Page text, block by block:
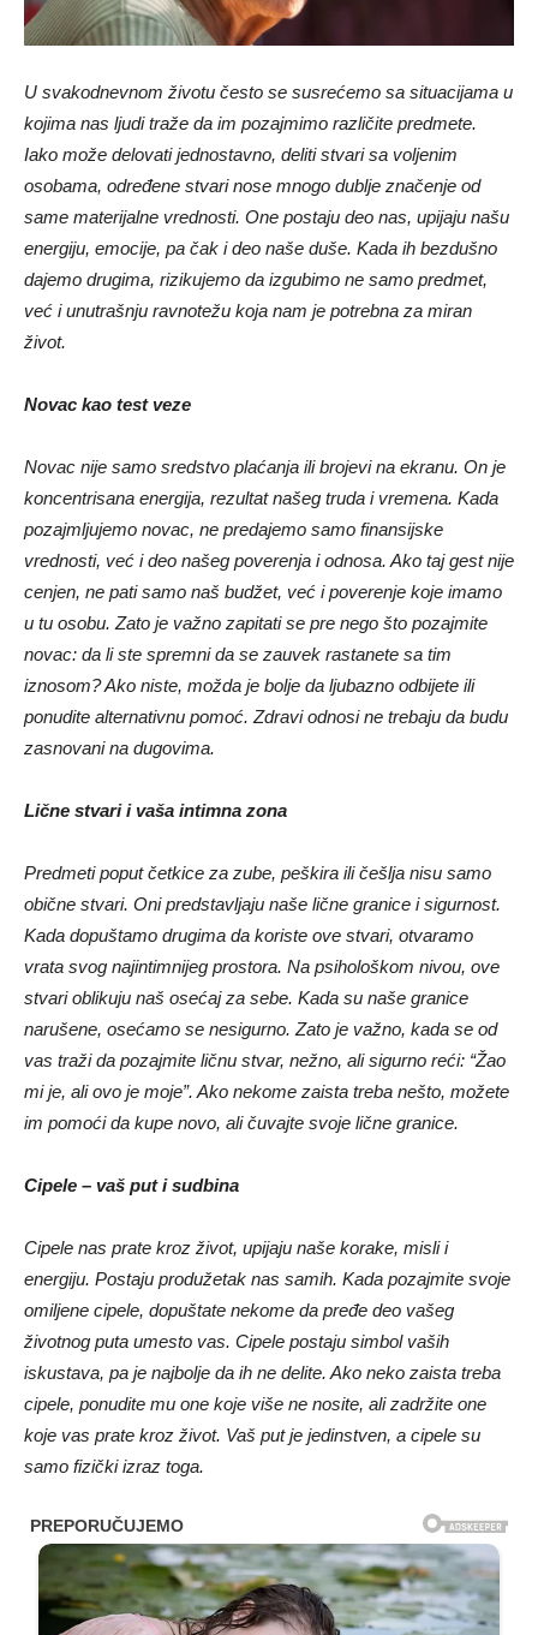
U svakodnevnom životu često se susrećemo sa situacijama u
kojima nas ljudi traže da im pozajmimo različite predmete.
Iako može delovati jednostavno, deliti stvari sa voljenim
osobama, određene stvari nose mnogo dublje značenje od
same materijalne vrednosti. One postaju deo nas, upijaju našu
energiju, emocije, pa čak i deo naše duše. Kada ih bezdušno
dajemo drugima, rizikujemo da izgubimo ne samo predmet,
već i unutrašnju ravnotežu koja nam je potrebna za miran
život.
Novac kao test veze
Novac nije samo sredstvo plaćanja ili brojevi na ekranu. On je
koncentrisana energija, rezultat našeg truda i vremena. Kada
pozajmljujemo novac, ne predajemo samo finansijske
vrednosti, već i deo našeg poverenja i odnosa. Ako taj gest nije
cenjen, ne pati samo naš budžet, već i poverenje koje imamo
u tu osobu. Zato je važno zapitati se pre nego što pozajmite
novac: da li ste spremni da se zauvek rastanete sa tim
iznosom? Ako niste, možda je bolje da ljubazno odbijete ili
ponudite alternativnu pomoć. Zdravi odnosi ne trebaju da budu
zasnovani na dugovima.
Lične stvari i vaša intimna zona
Predmeti poput četkice za zube, peškira ili češlja nisu samo
obične stvari. Oni predstavljaju naše lične granice i sigurnost.
Kada dopuštamo drugima da koriste ove stvari, otvaramo
vrata svog najintimnijeg prostora. Na psihološkom nivou, ove
stvari oblikuju naš osećaj za sebe. Kada su naše granice
narušene, osećamo se nesigurno. Zato je važno, kada se od
vas traži da pozajmite ličnu stvar, nežno, ali sigurno reći: “Žao
mi je, ali ovo je moje”. Ako nekome zaista treba nešto, možete
im pomoći da kupe novo, ali čuvajte svoje lične granice.
Cipele – vaš put i sudbina
Cipele nas prate kroz život, upijaju naše korake, misli i
energiju. Postaju produžetak nas samih. Kada pozajmite svoje
omiljene cipele, dopuštate nekome da pređe deo vašeg
životnog puta umesto vas. Cipele postaju simbol vaših
iskustava, pa je najbolje da ih ne delite. Ako neko zaista treba
cipele, ponudite mu one koje više ne nosite, ali zadržite one
koje vas prate kroz život. Vaš put je jedinstven, a cipele su
samo fizički izraz toga.